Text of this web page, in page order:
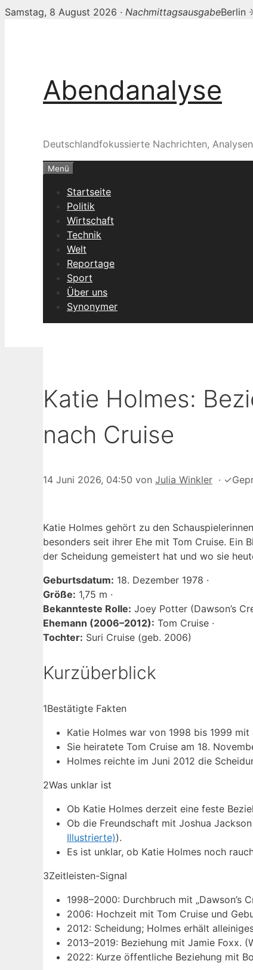
Samstag, 8 August 2026 · NachmittagsausgabeBerlin
Abendanalyse
Deutschlandfokussierte Nachrichten,
Menü
Startseite
Politik
Wirtschaft
Technik
Welt
Reportage
Sport
Über uns
Synonymer
Katie Holmes:
nach Cruise
14 Juni 2026, 04:50 von Julia Winkler · ✓
Katie Holmes gehört zu den
besonders seit ihrer Ehe mit Tom Cruise. Ein
der Scheidung gemeistert hat und wo sie
Geburtsdatum: 18. Dezember 1978 ·
Größe: 1,75 m ·
Bekannteste Rolle: Joey Potter (Dawson’s
Ehemann (2006–2012): Tom Cruise ·
Tochter: Suri Cruise (geb. 2006)
Kurzüberblick
1Bestätigte Fakten
Katie Holmes war von 1998 bis 1999
Sie heiratete Tom Cruise am 18.
Holmes reichte im Juni 2012 die
2Was unklar ist
Ob Katie Holmes derzeit eine feste
Ob die Freundschaft mit Joshua
Illustrierte)).
Es ist unklar, ob Katie Holmes noch
3Zeitleisten-Signal
1998–2000: Durchbruch mit „Dawson’s
2006: Hochzeit mit Tom Cruise und
2012: Scheidung; Holmes erhält
2013–2019: Beziehung mit Jamie Foxx.
2022: Kurze öffentliche Beziehung mit